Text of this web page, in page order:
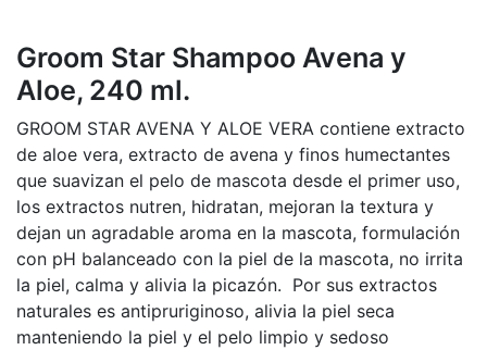
Groom Star Shampoo Avena y
Aloe, 240 ml.
GROOM STAR AVENA Y ALOE VERA contiene extracto
de aloe vera, extracto de avena y finos humectantes
que suavizan el pelo de mascota desde el primer uso,
los extractos nutren, hidratan, mejoran la textura y
dejan un agradable aroma en la mascota, formulación
con pH balanceado con la piel de la mascota, no irrita
la piel, calma y alivia la picazón. Por sus extractos
naturales es antipruriginoso, alivia la piel seca
manteniendo la piel y el pelo limpio y sedoso